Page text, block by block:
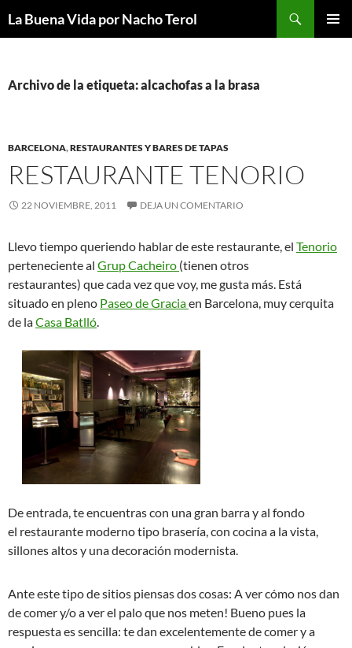
La Buena Vida por Nacho Terol
Archivo de la etiqueta: alcachofas a la brasa
BARCELONA,RESTAURANTES Y BARES DE TAPAS
RESTAURANTE TENORIO
22 NOVIEMBRE, 2011 DEJA UN COMENTARIO
Llevo tiempo queriendo hablar de este restaurante, el Tenorio
perteneciente al Grup Cacheiro (tienen otros
restaurantes) que cada vez que voy, me gusta más. Está
situado en pleno Paseo de Graciaen Barcelona, muy cerquita
de laCasa Batlló.
De entrada, te encuentras con una gran barra y al fondo
el restaurante moderno tipo brasería, con cocina a la vista,
sillones altos y una decoración modernista.
Ante este tipo de sitios piensas dos cosas: A ver cómo nos dan
de comer y/o a ver el palo que nos meten! Bueno pues la
respuesta es sencilla: te dan excelentemente de comer y a